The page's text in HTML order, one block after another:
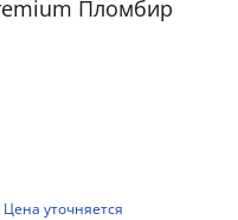
Цена уточняется